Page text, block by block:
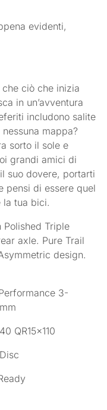
evidenti,
ciò che inizia
in un’avventura
includono salite
mappa?
sorto il sole e
grandi amici di
suo dovere, portarti
pensi di essere quel
la tua bici.
Triple
axle. Pure Trail
design.
3-
QR15x110